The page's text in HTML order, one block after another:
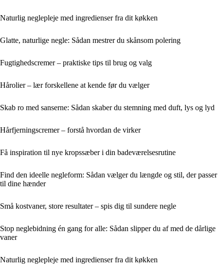
Naturlig neglepleje med ingredienser fra dit køkken
Glatte, naturlige negle: Sådan mestrer du skånsom polering
Fugtighedscremer – praktiske tips til brug og valg
Hårolier – lær forskellene at kende før du vælger
Skab ro med sanserne: Sådan skaber du stemning med duft, lys og lyd
Hårfjerningscremer – forstå hvordan de virker
Få inspiration til nye kropssæber i din badeværelsesrutine
Find den ideelle negleform: Sådan vælger du længde og stil, der passer
til dine hænder
Små kostvaner, store resultater – spis dig til sundere negle
Stop neglebidning én gang for alle: Sådan slipper du af med de dårlige
vaner
Naturlig neglepleje med ingredienser fra dit køkken